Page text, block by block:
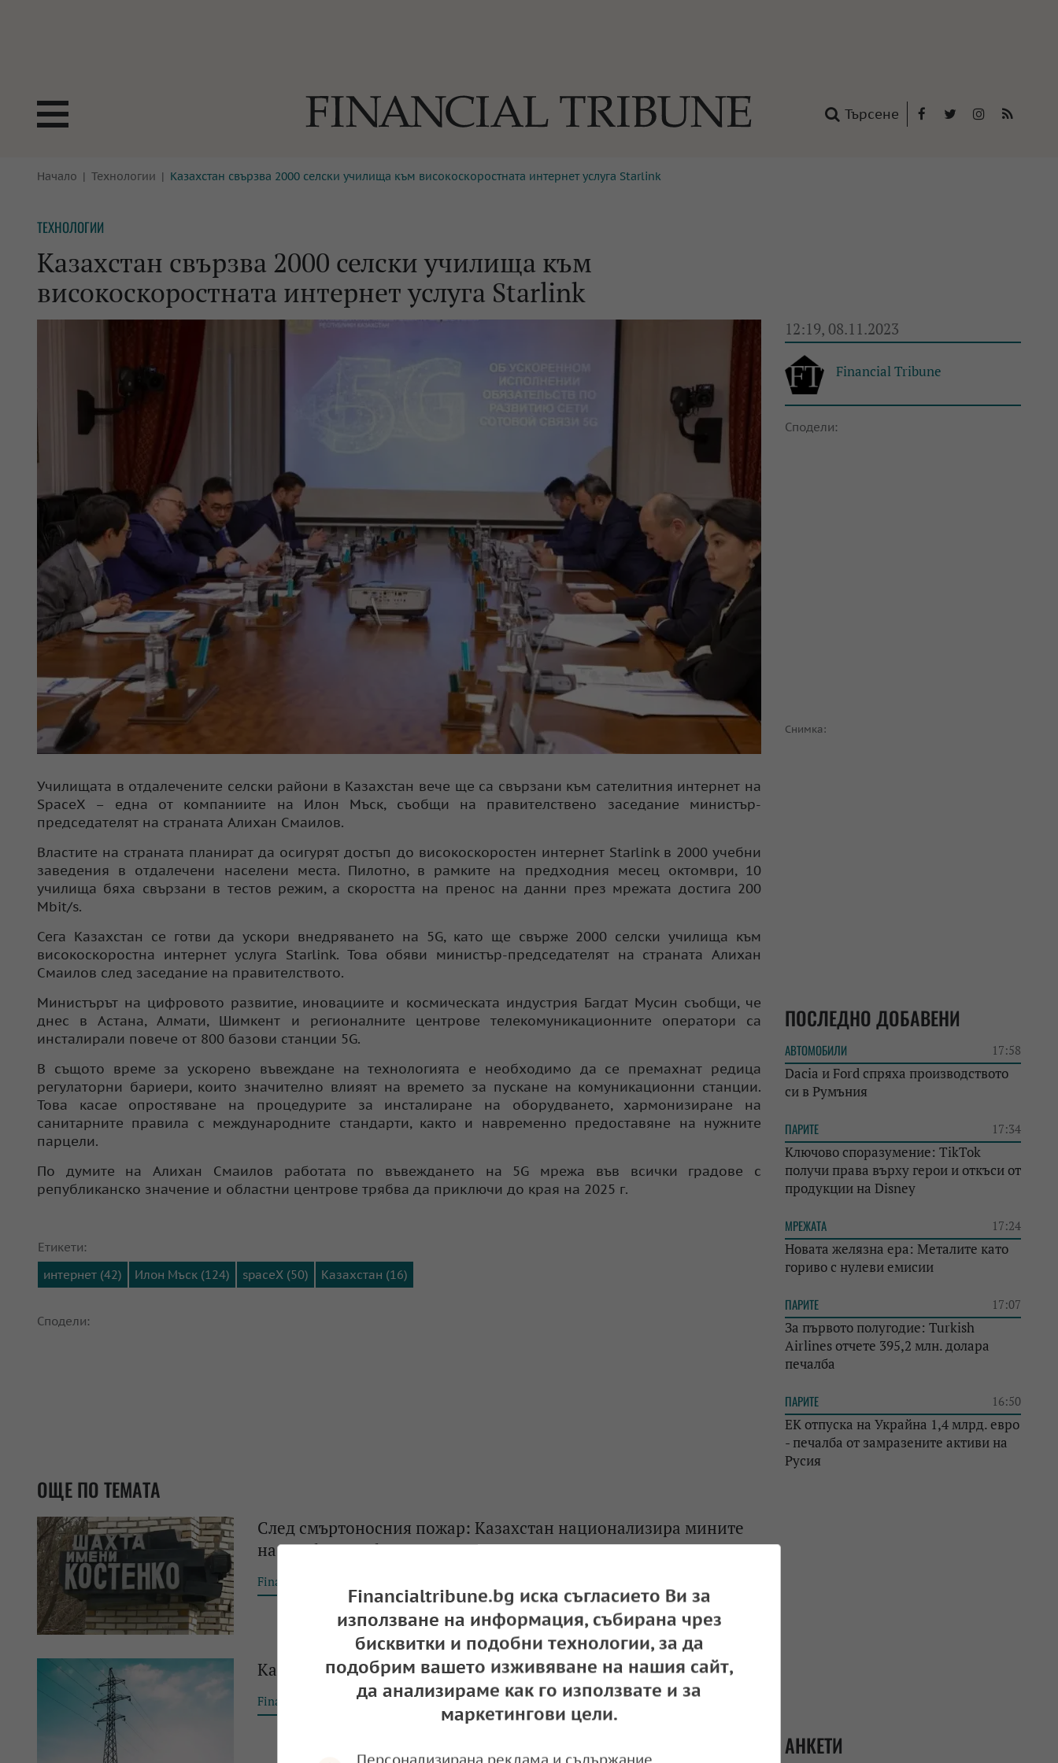
Търсене
БОРСИ
КРИПТО
БАНКИ
ПАРИТЕ
ЗАСТРАХОВАНЕ
ТЕХНОЛОГИИ
МРЕЖАТА
ИМОТИ
АВТОМОБИЛИ
За нас Реклама
Начало Технологии Казахстан свързва 2000 селски училища към високоскоростната интернет услуга Starlink
ТЕХНОЛОГИИ
Казахстан свързва 2000 селски училища към
високоскоростната интернет услуга Starlink
12:19, 08.11.2023
Financial Tribune
Сподели:
Снимка:
Училищата в отдалечените селски райони в Казахстан вече ще са свързани към сателитния интернет на
SpaceX – една от компаниите на Илон Мъск, съобщи на правителствено заседание министър-
председателят на страната Алихан Смаилов.
Властите на страната планират да осигурят достъп до високоскоростен интернет Starlink в 2000 учебни
заведения в отдалечени населени места. Пилотно, в рамките на предходния месец октомври, 10
училища бяха свързани в тестов режим, а скоростта на пренос на данни през мрежата достига 200
Mbit/s.
Сега Казахстан се готви да ускори внедряването на 5G, като ще свърже 2000 селски училища към
високоскоростна интернет услуга Starlink. Това обяви министър-председателят на страната Алихан
Смаилов след заседание на правителството.
Министърът на цифровото развитие, иновациите и космическата индустрия Багдат Мусин съобщи, че
днес в Астана, Алмати, Шимкент и регионалните центрове телекомуникационните оператори са
инсталирали повече от 800 базови станции 5G.
В същото време за ускорено въвеждане на технологията е необходимо да се премахнат редица
регулаторни бариери, които значително влияят на времето за пускане на комуникационни станции.
Това касае опростяване на процедурите за инсталиране на оборудването, хармонизиране на
санитарните правила с международните стандарти, както и навременно предоставяне на нужните
парцели.
По думите наАлихан Смаилов работата по въвеждането на 5G мрежа във всички градове с
републиканско значение и областни центрове трябва да приключи до края на 2025 г.
Етикети:
интернет (42)
Илон Мъск (124) spaceX (50) Казахстан (16)
Сподели:
ОЩЕ ПО ТЕМАТА
След смъртоносния пожар: Казахстан национализира мините
на ArcelorMittal в страната
Financial Tribune
Казахстан ще проведе референдум за изграждането на АЕЦ
Financial Tribune 10:35, 01.09.2023
ПОСЛЕДНО ДОБАВЕНИ
АВТОМОБИЛИ 17:58
Dacia и Ford спряха производството
си в Румъния
ПАРИТЕ 17:34
Ключово споразумение: TikTok
получи права върху герои и откъси от
продукции на Disney
МРЕЖАТА 17:24
Новата желязна ера: Металите като
гориво с нулеви емисии
ПАРИТЕ 17:07
За първото полугодие: Turkish
Airlines отчете 395,2 млн. долара
печалба
ПАРИТЕ 16:50
ЕК отпуска на Украйна 1,4 млрд. евро
- печалба от замразените активи на
Русия
АНКЕТИ
Financialtribune.bg иска съгласието Ви за
използване на информация, събирана чрез
бисквитки и подобни технологии, за да
подобрим вашето изживяване на нашия сайт,
да анализираме как го използвате и за
маркетингови цели.